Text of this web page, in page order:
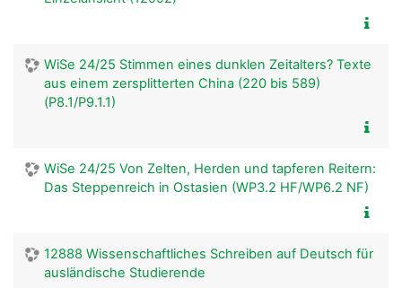
WiSe 24/25 Stimmen eines dunklen Zeitalters? Texte
aus einem zersplitterten China (220 bis 589)
(P8.1/P9.1.1)
WiSe 24/25 Von Zelten, Herden und tapferen Reitern:
Das Steppenreich in Ostasien (WP3.2 HF/WP6.2 NF)
12888 Wissenschaftliches Schreiben auf Deutsch für
ausländische Studierende